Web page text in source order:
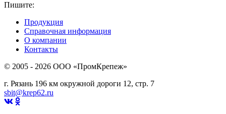
Пишите:
Продукция
Справочная информация
О компании
Контакты
© 2005 - 2026 OOO «ПромКрепеж»
г. Рязань 196 км окружной дороги 12, стр. 7
sbit@krep62.ru